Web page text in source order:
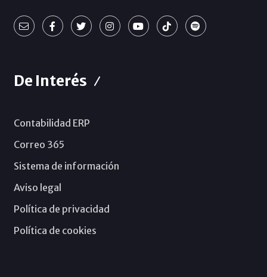
De Interés
Contabilidad ERP
Correo 365
Sistema de información
Aviso legal
Política de privacidad
Política de cookies